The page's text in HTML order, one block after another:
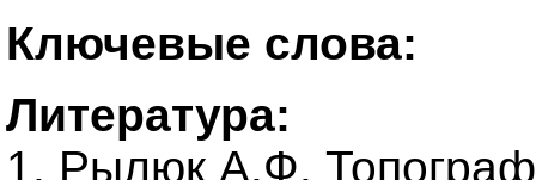
Ключевые слова:
Литература:
1. Рылюк А.Ф.